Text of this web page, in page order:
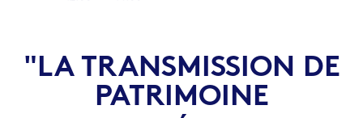
"LA TRANSMISSION DE
PATRIMOINE